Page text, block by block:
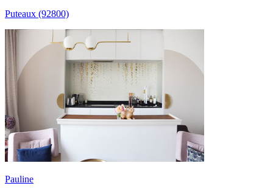
Puteaux (92800)
Pauline